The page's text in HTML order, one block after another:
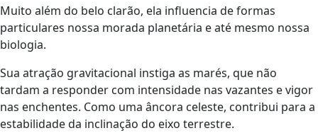
Muito além do belo clarão, ela influencia de formas
particulares nossa morada planetária e até mesmo nossa
biologia.
Sua atração gravitacional instiga as marés, que não
tardam a responder com intensidade nas vazantes e vigor
nas enchentes. Como uma âncora celeste, contribui para a
estabilidade da inclinação do eixo terrestre.